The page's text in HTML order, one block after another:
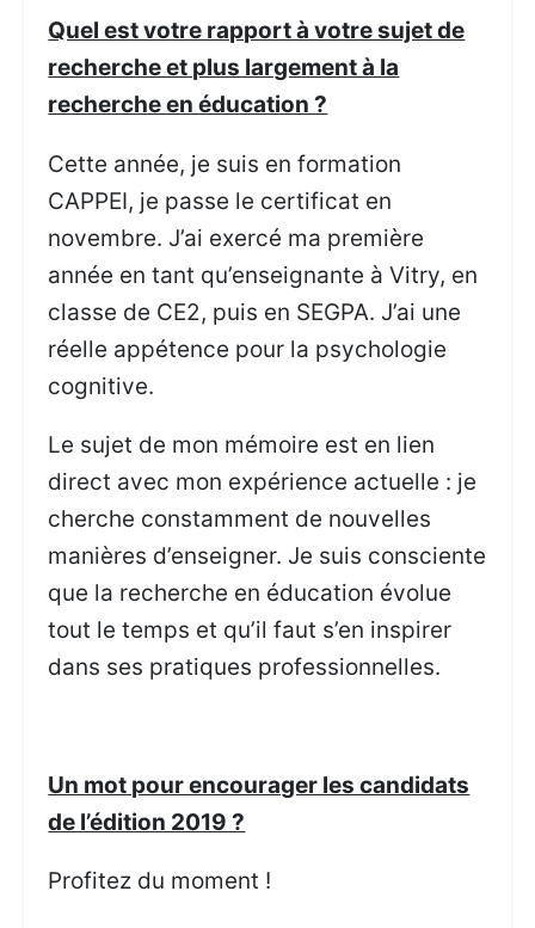
Quel est votre rapport à votre sujet de
recherche et plus largement à la
recherche en éducation ?
Cette année, je suis en formation
CAPPEI, je passe le certificat en
novembre. J’ai exercé ma première
année en tant qu’enseignante à Vitry, en
classe de CE2, puis en SEGPA. J’ai une
réelle appétence pour la psychologie
cognitive.
Le sujet de mon mémoire est en lien
direct avec mon expérience actuelle : je
cherche constamment de nouvelles
manières d’enseigner. Je suis consciente
que la recherche en éducation évolue
tout le temps et qu’il faut s’en inspirer
dans ses pratiques professionnelles.
Un mot pour encourager les candidats
de l’édition 2019 ?
Profitez du moment !